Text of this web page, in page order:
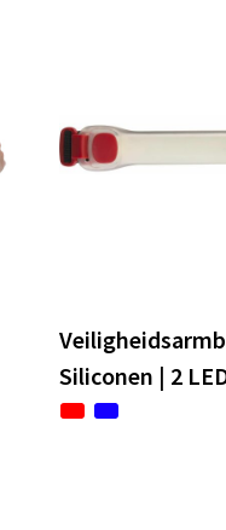
Siliconen | 2